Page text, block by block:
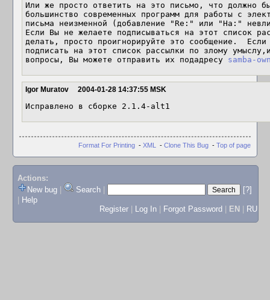
Или же просто ответить на это письмо, что должно
большинство современных программ для работы с
письма неизменной (добавление "Re:" или "На:"
Если Вы не желаете подписываться на этот список
делать, просто проигнорируйте это сообщение.
подписать на этот список рассылки по злому
вопросы, Вы можете отправить их подадресу samba-
Igor Muratov 2004-01-28 14:37:55 MSK
Исправлено в сборке 2.1.4-alt1
Format For Printing - XML - Clone This Bug - Top of page
Actions:
New bug
Search
[?]
Help
Register
Log In Forgot Password EN RU